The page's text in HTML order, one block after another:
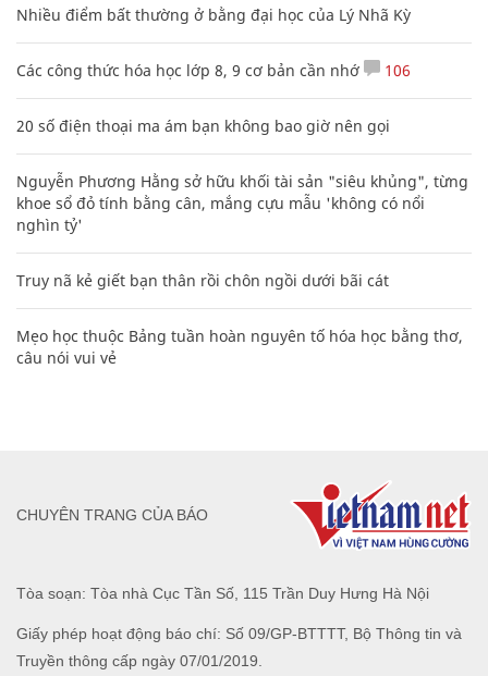
Nhiều điểm bất thường ở bằng đại học của Lý Nhã Kỳ
Các công thức hóa học lớp 8, 9 cơ bản cần nhớ 106
20 số điện thoại ma ám bạn không bao giờ nên gọi
Nguyễn Phương Hằng sở hữu khối tài sản "siêu khủng", từng
khoe sổ đỏ tính bằng cân, mắng cựu mẫu 'không có nổi
nghìn tỷ'
Truy nã kẻ giết bạn thân rồi chôn ngồi dưới bãi cát
Mẹo học thuộc Bảng tuần hoàn nguyên tố hóa học bằng thơ,
câu nói vui vẻ
Tòa soạn: Tòa nhà Cục Tần Số, 115 Trần Duy Hưng Hà Nội
Giấy phép hoạt động báo chí: Số 09/GP-BTTTT, Bộ Thông tin và
Truyền thông cấp ngày 07/01/2019.
CHUYÊN TRANG CỦA BÁO